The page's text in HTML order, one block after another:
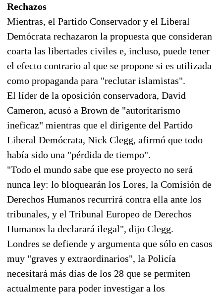
Rechazos
Mientras, el Partido Conservador y el Liberal
Demócrata rechazaron la propuesta que consideran
coarta las libertades civiles e, incluso, puede tener
el efecto contrario al que se propone si es utilizada
como propaganda para "reclutar islamistas".
El líder de la oposición conservadora, David
Cameron, acusó a Brown de "autoritarismo
ineficaz" mientras que el dirigente del Partido
Liberal Demócrata, Nick Clegg, afirmó que todo
había sido una "pérdida de tiempo".
"Todo el mundo sabe que ese proyecto no será
nunca ley: lo bloquearán los Lores, la Comisión de
Derechos Humanos recurrirá contra ella ante los
tribunales, y el Tribunal Europeo de Derechos
Humanos la declarará ilegal", dijo Clegg.
Londres se defiende y argumenta que sólo en casos
muy "graves y extraordinarios", la Policía
necesitará más días de los 28 que se permiten
actualmente para poder investigar a los